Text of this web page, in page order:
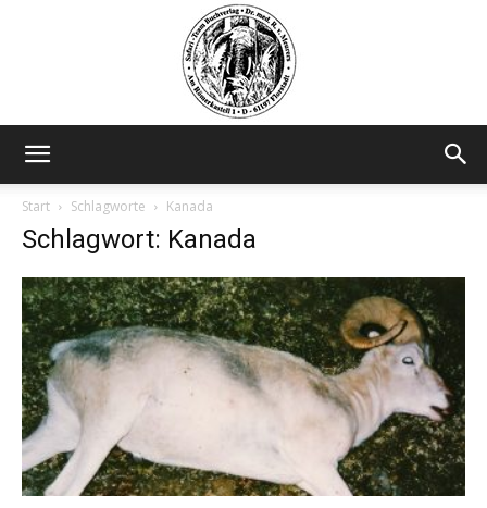
Start
Schlagworte Kanada
Schlagwort: Kanada